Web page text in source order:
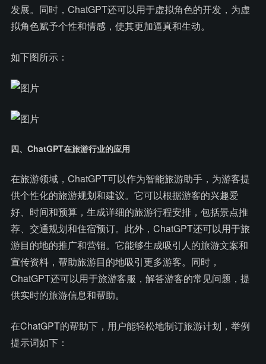
发展。同时，ChatGPT还可以用于虚拟角色的开发，为虚
拟角色赋予个性和情感，使其更加逼真和生动。
如下图所示：
四、ChatGPT在旅游行业的应用
在旅游领域，ChatGPT可以作为智能旅游助手，为游客提
供个性化的旅游规划和建议。它可以根据游客的兴趣爱
好、时间和预算，生成详细的旅游行程安排，包括景点推
荐、交通规划和住宿预订。此外，ChatGPT还可以用于旅
游目的地的推广和营销。它能够生成吸引人的旅游文案和
宣传资料，帮助旅游目的地吸引更多游客。同时，
ChatGPT还可以用于旅游客服，解答游客的常见问题，提
供实时的旅游信息和帮助。
在ChatGPT的帮助下，用户能轻松地制订旅游计划，举例
提示词如下：